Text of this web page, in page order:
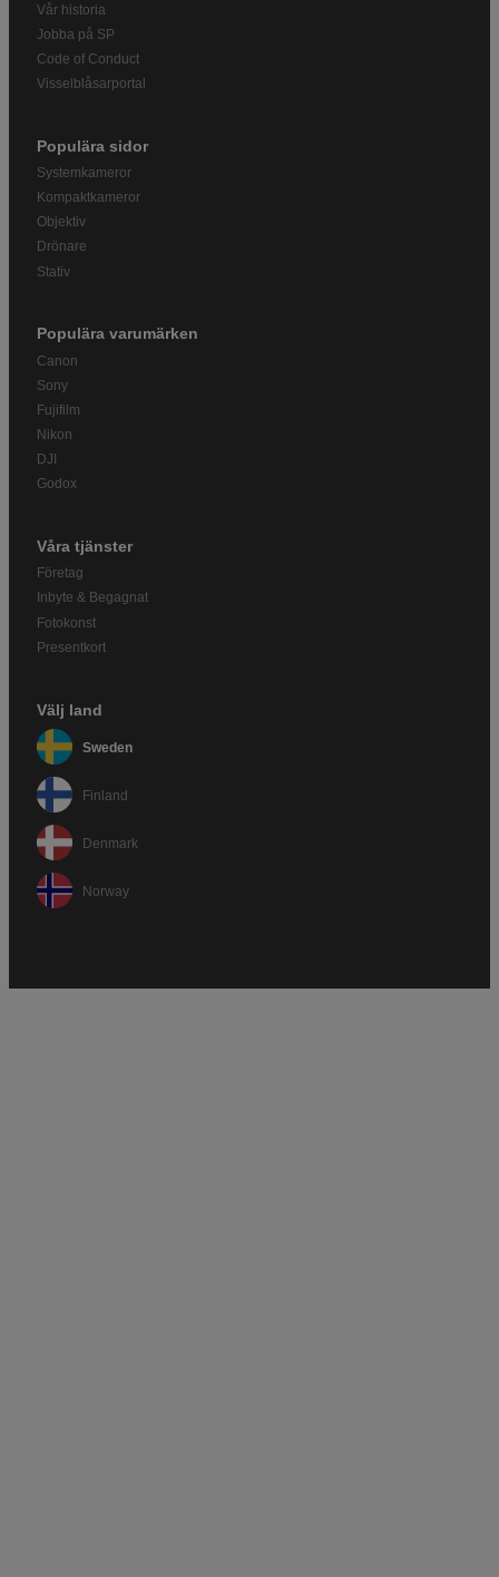
Vår historia
Jobba på SP
Code of Conduct
Visselblåsarportal
Populära sidor
Systemkameror
Kompaktkameror
Objektiv
Drönare
Stativ
Populära varumärken
Canon
Sony
Fujifilm
Nikon
DJI
Godox
Våra tjänster
Företag
Inbyte & Begagnat
Fotokonst
Presentkort
Välj land
Sweden
Finland
Denmark
Norway